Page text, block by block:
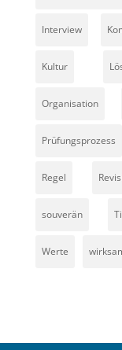
Interview
Kultur
Organisation
Prüfungsprozess
Regel
souverän
Werte